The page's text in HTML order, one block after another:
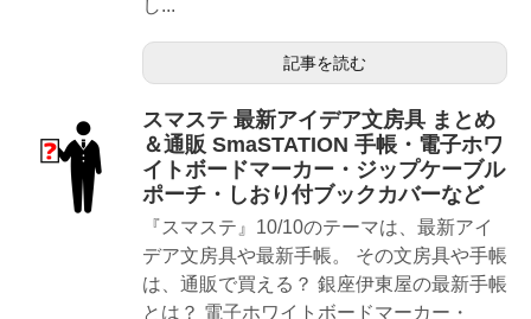
し...
記事を読む
スマステ 最新アイデア文房具 まとめ
＆通販 SmaSTATION 手帳・電子ホワ
イトボードマーカー・ジップケーブル
ポーチ・しおり付ブックカバーなど
『スマステ』10/10のテーマは、最新アイ
デア文房具や最新手帳。 その文房具や手帳
は、通販で買える？ 銀座伊東屋の最新手帳
とは？ 電子ホワイトボードマーカー・